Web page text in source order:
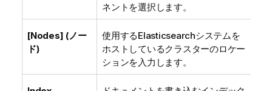
ネントを選択します。
[Nodes] (ノー
ド)
使用するElasticsearchシステムを
ホストしているクラスターのロケー
ションを入力します。